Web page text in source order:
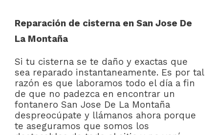
Reparación de cisterna en San Jose De
La Montaña
Si tu cisterna se te daño y exactas que
sea reparado instantaneamente. Es por tal
razón es que laboramos todo el día a fin
de que no padezca en encontrar un
fontanero San Jose De La Montaña
despreocúpate y llámanos ahora porque
te aseguramos que somos los